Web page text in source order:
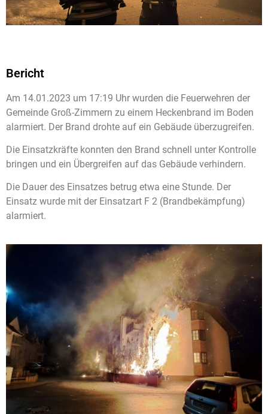
Bericht
Am 14.01.2023 um 17:19 Uhr wurden die Feuerwehren der
Gemeinde Groß-Zimmern zu einem Heckenbrand im Boden
alarmiert. Der Brand drohte auf ein Gebäude überzugreifen.
Die Einsatzkräfte konnten den Brand schnell unter Kontrolle
bringen und ein Übergreifen auf das Gebäude verhindern.
Die Dauer des Einsatzes betrug etwa eine Stunde. Der
Einsatz wurde mit der Einsatzart F 2 (Brandbekämpfung)
alarmiert.